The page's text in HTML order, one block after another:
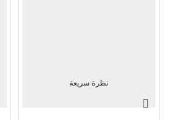
نظرة سريعة